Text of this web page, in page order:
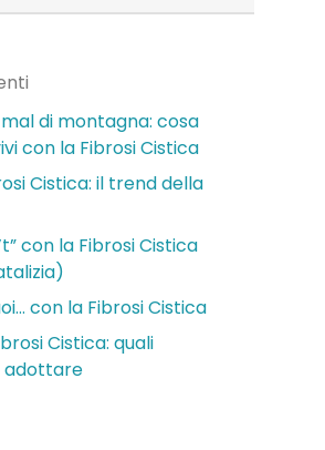
di montagna: cosa
con la Fibrosi Cistica
Cistica: il trend della
con la Fibrosi Cistica
con la Fibrosi Cistica
Cistica: quali
adottare